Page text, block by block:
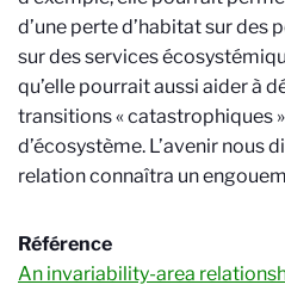
d’une perte d’habitat sur des
sur des services
qu’elle pourrait aussi aider à
transitions « catastrophiques
d’écosystème. L’avenir nous
relation connaîtra un
Référence
An invariability-area